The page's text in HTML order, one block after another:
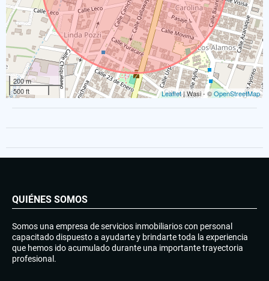
200 m
500 ft
Leaflet| Wasi - ©OpenStreetMap
QUIÉNES SOMOS
Somos una empresa de servicios inmobiliarios con personal
capacitado dispuesto a ayudarte y brindarte toda la experiencia
que hemos ido acumulado durante una importante trayectoria
profesional.